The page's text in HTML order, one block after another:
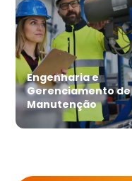
Engenharia e
Gerenciamento de
Manutenção